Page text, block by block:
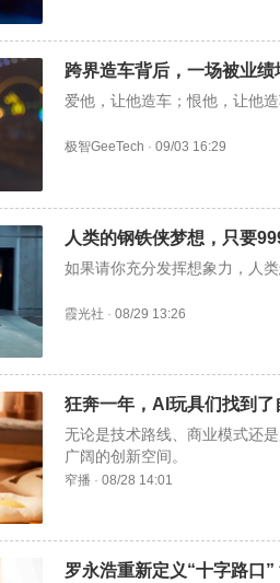
跨界造车背后，一场被业
爱他，让他造车；恨他，让他
极智GeeTech · 09/03 16:29
人类的钢铁侠梦想，只要
如果请你充分发挥想象力，人
霞光社 · 08/29 13:26
狂奔一年，AI玩具们找到了
无论是技术路线、商业模式还
广阔的创新空间。
窄播 · 08/28 14:01
罗永浩重新定义“十字路口”